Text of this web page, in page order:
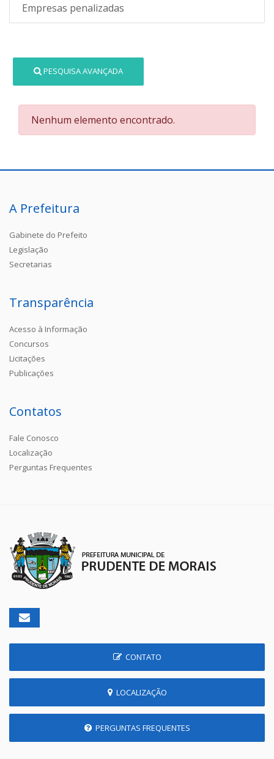
Empresas penalizadas
PESQUISA AVANÇADA
Nenhum elemento encontrado.
A Prefeitura
Gabinete do Prefeito
Legislação
Secretarias
Transparência
Acesso à Informação
Concursos
Licitações
Publicações
Contatos
Fale Conosco
Localização
Perguntas Frequentes
CONTATO
LOCALIZAÇÃO
PERGUNTAS FREQUENTES